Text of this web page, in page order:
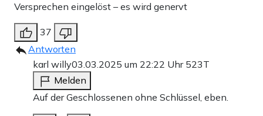
Versprechen eingelöst – es wird genervt
37
Antworten
karl willy03.03.2025 um 22:22 Uhr 523T
Melden
Auf der Geschlossenen ohne Schlüssel, eben.